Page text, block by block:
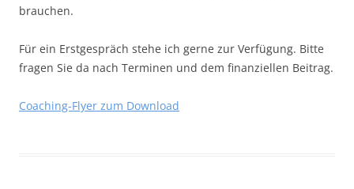
brauchen.
Für ein Erstgespräch stehe ich gerne zur Verfügung. Bitte
fragen Sie da nach Terminen und dem finanziellen Beitrag.
Coaching-Flyer zum Download